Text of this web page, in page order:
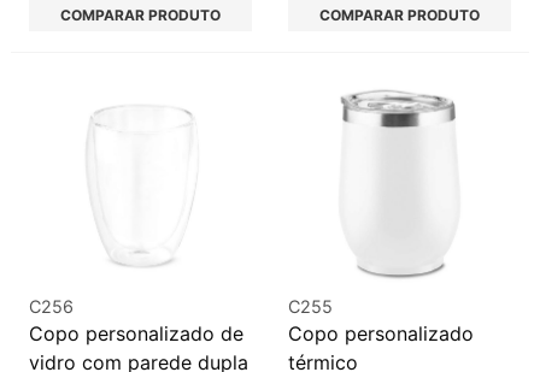
COMPARAR PRODUTO COMPARAR PRODUTO
C256
Copo personalizado de
vidro com parede dupla
C255
Copo personalizado
térmico